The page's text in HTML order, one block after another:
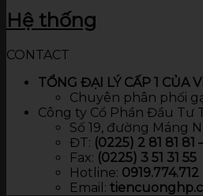
Hệ thống
CONTACT
TỔNG ĐẠI LÝ CẤP 1 CỦA
Chuyên phân phối
Công ty Cổ Phần Đầu Tư
Số 19, đường Máng
ĐT: (0225) 2 81 81 81
Fax: (0225) 3 51 31 55
Hotline: 0919.774.712​
Email: